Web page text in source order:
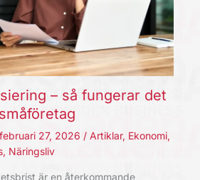
– så fungerar det
februari 27, 2026 / Artiklar, Ekonomi,
, Näringsliv
är en återkommande